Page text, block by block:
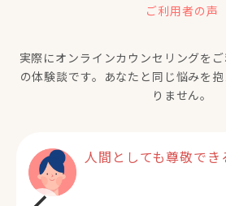
ご利用者の声
実際にオンラインカウンセリングを
の体験談です。あなたと同じ悩みを
りません。
人間としても尊敬でき